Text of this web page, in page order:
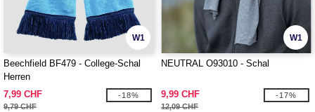
W1
Beechfield BF479 - College-Schal
Herren
7,99 CHF
9,79 CHF
-18%
W1
NEUTRAL O93010 - Schal
9,99 CHF
12,09 CHF
-17%